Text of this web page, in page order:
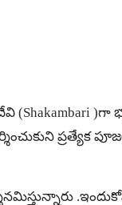
(Shakambari
ప్రత్యేక